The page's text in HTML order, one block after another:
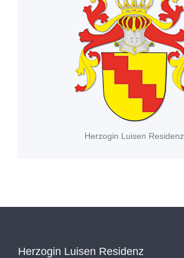
Herzogin Luisen Residenz
Herzogin Luisen Residenz